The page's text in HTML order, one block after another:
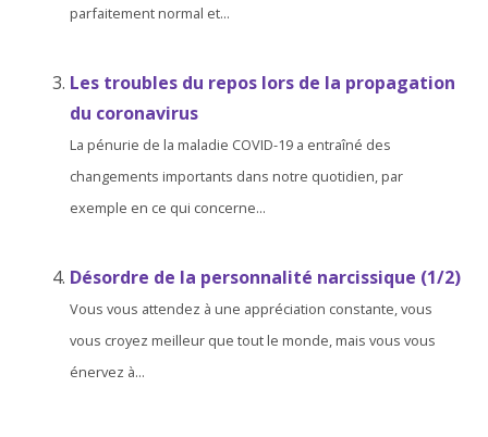
parfaitement normal et...
Les troubles du repos lors de la propagation
du coronavirus
La pénurie de la maladie COVID-19 a entraîné des
changements importants dans notre quotidien, par
exemple en ce qui concerne...
Désordre de la personnalité narcissique (1/2)
Vous vous attendez à une appréciation constante, vous
vous croyez meilleur que tout le monde, mais vous vous
énervez à...